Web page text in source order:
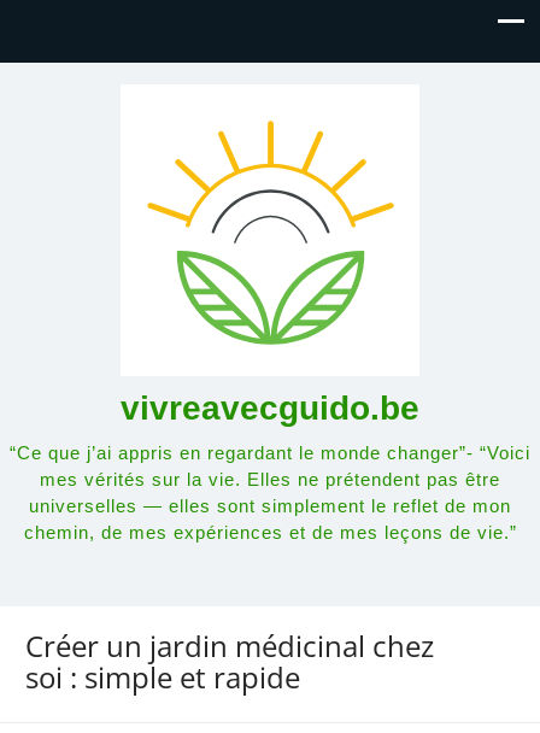
vivreavecguido.be
“Ce que j’ai appris en regardant le monde changer”- “Voici
mes vérités sur la vie. Elles ne prétendent pas être
universelles — elles sont simplement le reflet de mon
chemin, de mes expériences et de mes leçons de vie.”
Créer un jardin médicinal chez
soi : simple et rapide